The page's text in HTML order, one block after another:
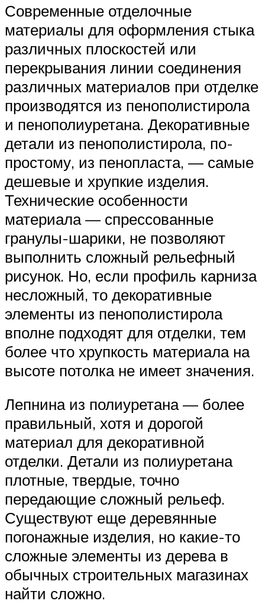
Современные отделочные
материалы для оформления стыка
различных плоскостей или
перекрывания линии соединения
различных материалов при отделке
производятся из пенополистирола
и пенополиуретана. Декоративные
детали из пенополистирола, по-
простому, из пенопласта, — самые
дешевые и хрупкие изделия.
Технические особенности
материала — спрессованные
гранулы-шарики, не позволяют
выполнить сложный рельефный
рисунок. Но, если профиль карниза
несложный, то декоративные
элементы из пенополистирола
вполне подходят для отделки, тем
более что хрупкость материала на
высоте потолка не имеет значения.
Лепнина из полиуретана — более
правильный, хотя и дорогой
материал для декоративной
отделки. Детали из полиуретана
плотные, твердые, точно
передающие сложный рельеф.
Существуют еще деревянные
погонажные изделия, но какие-то
сложные элементы из дерева в
обычных строительных магазинах
найти сложно.